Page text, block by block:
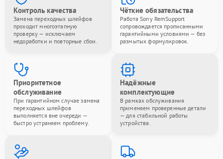
Контроль качества
Замена переходных шлейфов
проходит многоэтапную
проверку — исключаем
недоработки и повторные сбои.
Чёткие обязательства
Работа Sony RemSupport
сопровождается прописанными
гарантийными условиями — без
размытых формулировок.
Приоритетное
обслуживание
При гарантийном случае замена
переходных шлейфов
выполняется вне очереди —
быстро устраняем проблему.
Надёжные
комплектующие
В рамках обслуживания
применяем проверенные детали
— для стабильной работы
устройства.